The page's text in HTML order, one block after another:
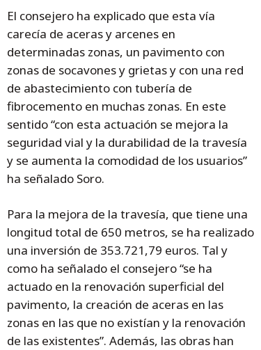
El consejero ha explicado que esta vía
carecía de aceras y arcenes en
determinadas zonas, un pavimento con
zonas de socavones y grietas y con una red
de abastecimiento con tubería de
fibrocemento en muchas zonas. En este
sentido “con esta actuación se mejora la
seguridad vial y la durabilidad de la travesía
y se aumenta la comodidad de los usuarios”
ha señalado Soro.
Para la mejora de la travesía, que tiene una
longitud total de 650 metros, se ha realizado
una inversión de 353.721,79 euros. Tal y
como ha señalado el consejero “se ha
actuado en la renovación superficial del
pavimento, la creación de aceras en las
zonas en las que no existían y la renovación
de las existentes”. Además, las obras han